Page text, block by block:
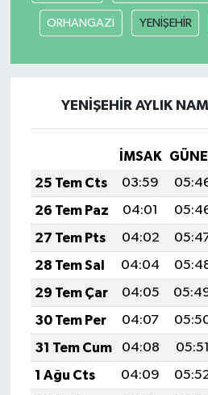
ORHANGAZİ YENİŞEHİR
YENİŞEHİR AYLIK
İMSAK
25 Tem Cts
03:59
26 Tem Paz
04:01
27 Tem Pts
04:02
28 Tem Sal
04:04
29 Tem Çar
04:05
30 Tem Per
04:07
31 Tem Cum
04:08 05:51
1 Ağu Cts
04:09